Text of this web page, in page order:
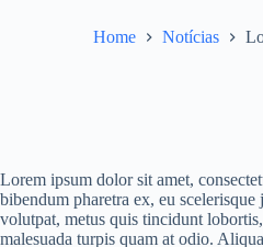
Home Notícias
Lorem ipsum dolor sit amet,
bibendum pharetra ex, eu scelerisque
volutpat, metus quis tincidunt
malesuada turpis quam at odio.